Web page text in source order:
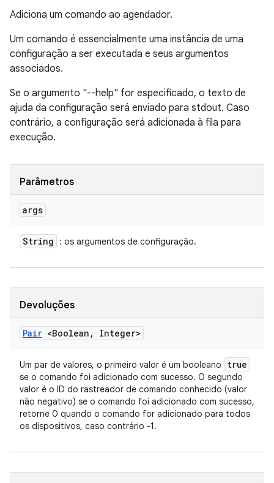
Adiciona um comando ao agendador.
Um comando é essencialmente uma instância de uma
configuração a ser executada e seus argumentos
associados.
Se o argumento "--help" for especificado, o texto de
ajuda da configuração será enviado para stdout. Caso
contrário, a configuração será adicionada à fila para
execução.
Parâmetros
args
String : os argumentos de configuração.
Devoluções
Pair <Boolean , Integer>
Um par de valores, o primeiro valor é um booleano true
se o comando foi adicionado com sucesso. O segundo
valor é o ID do rastreador de comando conhecido (valor
não negativo) se o comando foi adicionado com sucesso,
retorne 0 quando o comando for adicionado para todos
os dispositivos, caso contrário -1.